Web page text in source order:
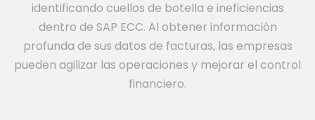
identificando cuellos de botella e ineficiencias
dentro de SAP ECC. Al obtener información
profunda de sus datos de facturas, las empresas
pueden agilizar las operaciones y mejorar el control
financiero.